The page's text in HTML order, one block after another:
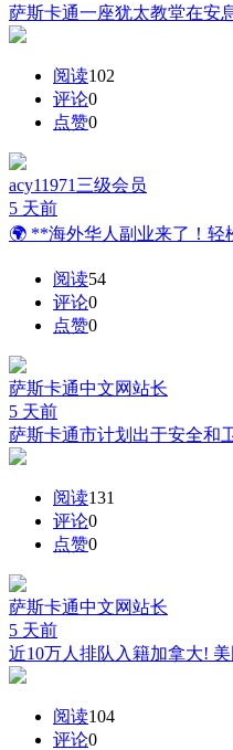
萨斯卡通一座犹太教堂在安
阅读102
评论0
点赞0
acy11971 三级会员
5 天前
🌍 **海外华人副业来了！轻
阅读54
评论0
点赞0
萨斯卡通中文网站长
5 天前
萨斯卡通市计划出于安全和
阅读131
评论0
点赞0
萨斯卡通中文网站长
5 天前
近10万人排队入籍加拿大!
阅读104
评论0